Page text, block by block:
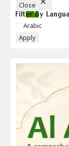
Close
Filter by
Language
Arabic
Apply